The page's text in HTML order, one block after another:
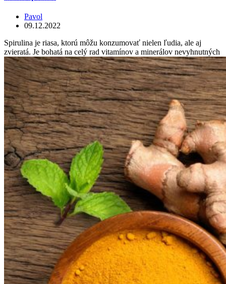
Pavol
09.12.2022
Spirulina je riasa, ktorú môžu konzumovať nielen ľudia, ale aj
zvieratá. Je bohatá na celý rad vitamínov a minerálov nevyhnutných